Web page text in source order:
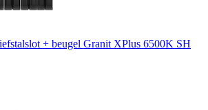
+ beugel Granit XPlus 6500K SH